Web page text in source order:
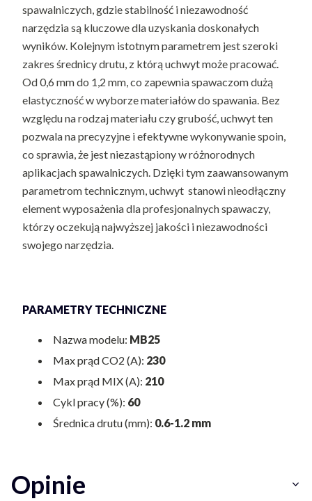
spawalniczych, gdzie stabilność i niezawodność
narzędzia są kluczowe dla uzyskania doskonałych
wyników. Kolejnym istotnym parametrem jest szeroki
zakres średnicy drutu, z którą uchwyt może pracować.
Od 0,6 mm do 1,2 mm, co zapewnia spawaczom dużą
elastyczność w wyborze materiałów do spawania. Bez
względu na rodzaj materiału czy grubość, uchwyt ten
pozwala na precyzyjne i efektywne wykonywanie spoin,
co sprawia, że jest niezastąpiony w różnorodnych
aplikacjach spawalniczych. Dzięki tym zaawansowanym
parametrom technicznym, uchwyt stanowi nieodłączny
element wyposażenia dla profesjonalnych spawaczy,
którzy oczekują najwyższej jakości i niezawodności
swojego narzędzia.
PARAMETRY TECHNICZNE
Nazwa modelu: MB25
Max prąd CO2 (A): 230
Max prąd MIX (A): 210
Cykl pracy (%): 60
Średnica drutu (mm): 0.6-1.2 mm
Opinie